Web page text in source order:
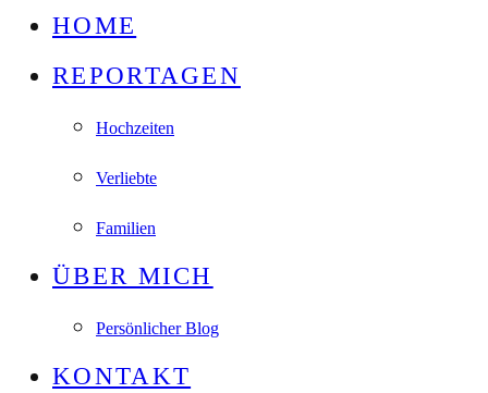
HOME
REPORTAGEN
Hochzeiten
Verliebte
Familien
ÜBER MICH
Persönlicher Blog
KONTAKT